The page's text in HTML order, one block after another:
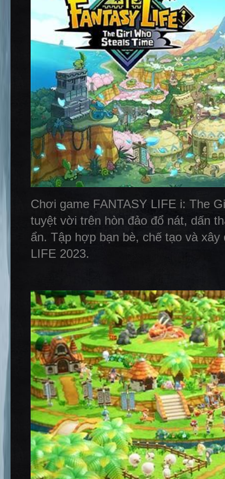
Chơi game FANTASY LIFE i: The
tuyệt vời trên hòn đảo đổ nát, dấn
ẩn. Tập hợp bạn bè, chế tạo và
LIFE 2023.